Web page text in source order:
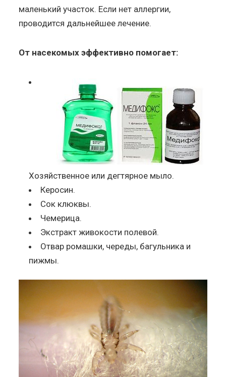
маленький участок. Если нет аллергии,
проводится дальнейшее лечение.
От насекомых эффективно помогает:
Хозяйственное или дегтярное мыло.
Керосин.
Сок клюквы.
Чемерица.
Экстракт живокости полевой.
Отвар ромашки, череды, багульника и
пижмы.